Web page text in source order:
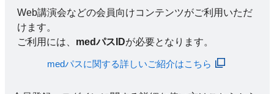
Web講演会などの会員向けコンテンツがご利用いただ
けます。
ご利用には、 medパスIDが必要となります。
medパスに関する詳しいご紹介はこちら